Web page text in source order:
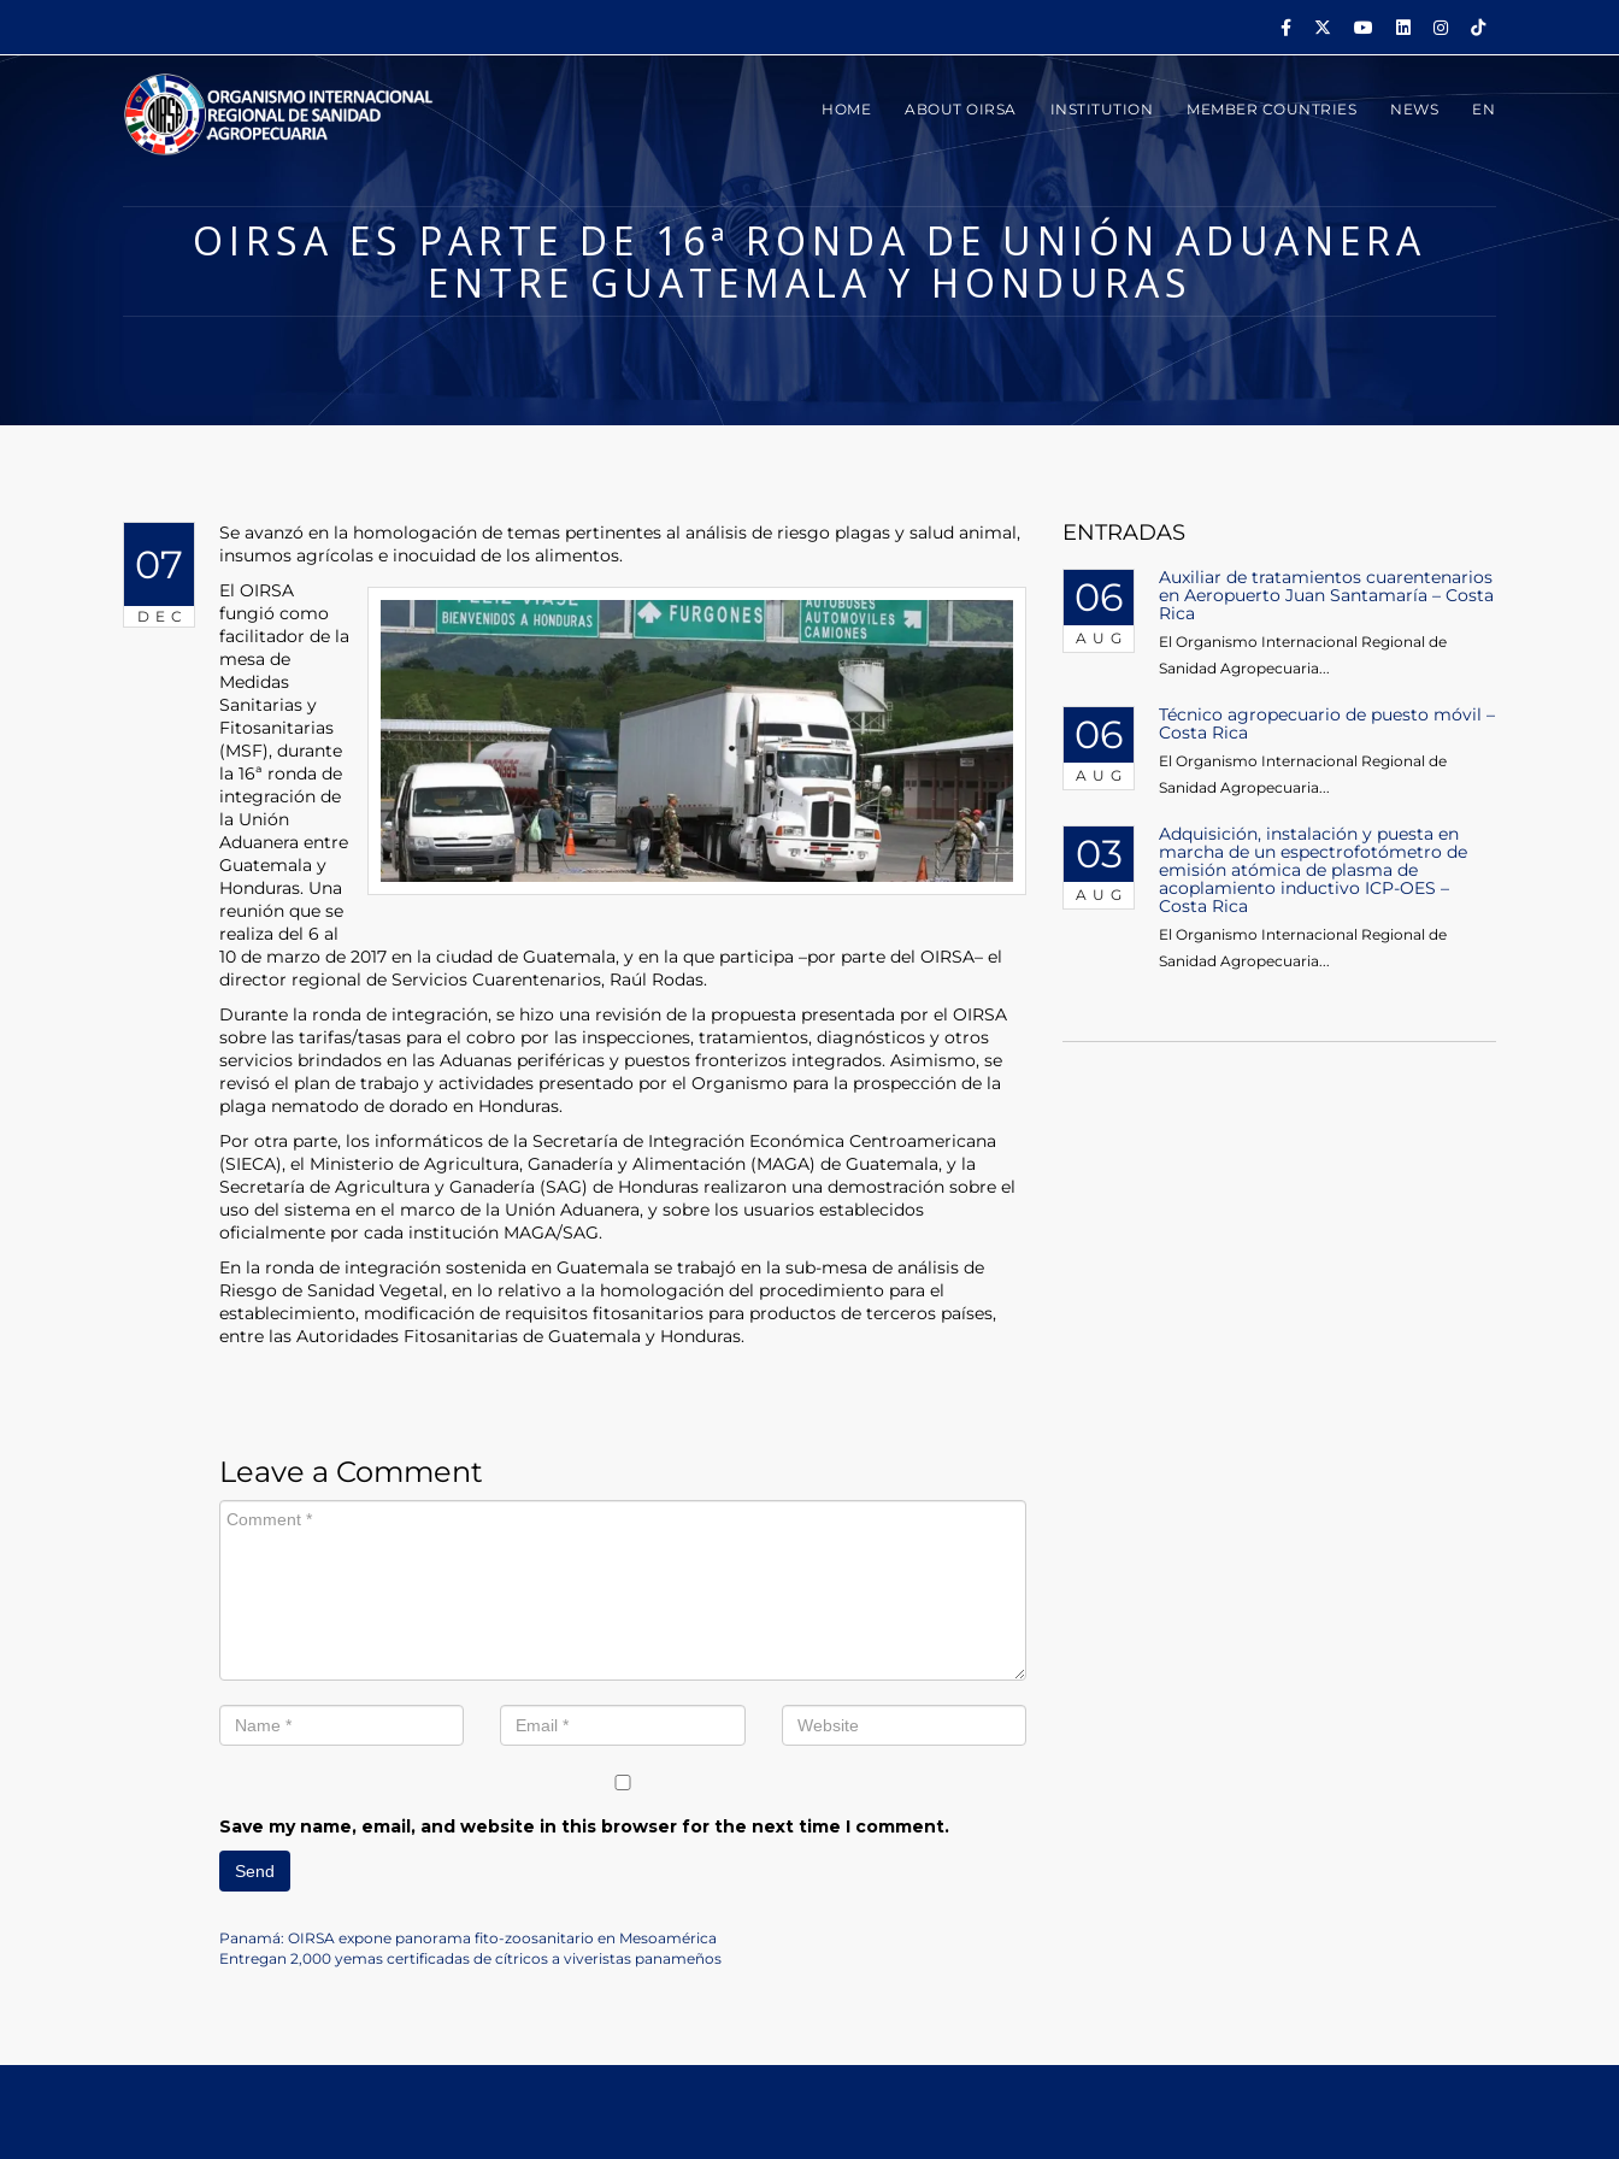
HOME ABOUT OIRSA INSTITUTION MEMBER COUNTRIES NEWS EN
OIRSA ES PARTE DE 16ª RONDA DE UNIÓN ADUANERA
ENTRE GUATEMALA Y HONDURAS
07
DEC
Se avanzó en la homologación de temas pertinentes al análisis de riesgo plagas y salud animal,
insumos agrícolas e inocuidad de los alimentos.
El OIRSA
fungió como
facilitador de la
mesa de
Medidas
Sanitarias y
Fitosanitarias
(MSF), durante
la 16ª ronda de
integración de
la Unión
Aduanera entre
Guatemala y
Honduras. Una
reunión que se
realiza del 6 al
10 de marzo de 2017 en la ciudad de Guatemala, y en la que participa –por parte del OIRSA– el
director regional de Servicios Cuarentenarios, Raúl Rodas.
Durante la ronda de integración, se hizo una revisión de la propuesta presentada por el OIRSA
sobre las tarifas/tasas para el cobro por las inspecciones, tratamientos, diagnósticos y otros
servicios brindados en las Aduanas periféricas y puestos fronterizos integrados. Asimismo, se
revisó el plan de trabajo y actividades presentado por el Organismo para la prospección de la
plaga nematodo de dorado en Honduras.
Por otra parte, los informáticos de la Secretaría de Integración Económica Centroamericana
(SIECA), el Ministerio de Agricultura, Ganadería y Alimentación (MAGA) de Guatemala, y la
Secretaría de Agricultura y Ganadería (SAG) de Honduras realizaron una demostración sobre el
uso del sistema en el marco de la Unión Aduanera, y sobre los usuarios establecidos
oficialmente por cada institución MAGA/SAG.
En la ronda de integración sostenida en Guatemala se trabajó en la sub-mesa de análisis de
Riesgo de Sanidad Vegetal, en lo relativo a la homologación del procedimiento para el
establecimiento, modificación de requisitos fitosanitarios para productos de terceros países,
entre las Autoridades Fitosanitarias de Guatemala y Honduras.
Leave a Comment
Save my name, email, and website in this browser for the next time I comment.
Post
Previous
Post
Panamá: OIRSA expone panorama fito-zoosanitario en Mesoamérica
Next
Entregan 2,000 yemas certificadas de cítricos a viveristas panameños
ENTRADAS
06
AUG
Auxiliar de tratamientos cuarentenarios
en Aeropuerto Juan Santamaría – Costa
Rica
El Organismo Internacional Regional de
Sanidad Agropecuaria...
06
AUG
Técnico agropecuario de puesto móvil –
Costa Rica
El Organismo Internacional Regional de
Sanidad Agropecuaria...
03
AUG
Adquisición, instalación y puesta en
marcha de un espectrofotómetro de
emisión atómica de plasma de
acoplamiento inductivo ICP-OES –
Costa Rica
El Organismo Internacional Regional de
Sanidad Agropecuaria...